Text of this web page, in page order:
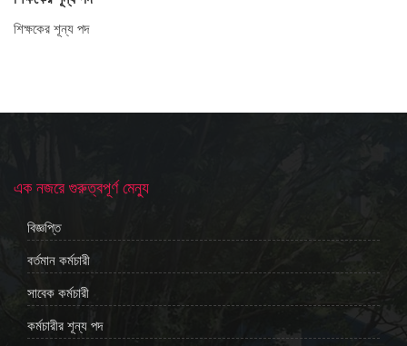
শিক্ষকের শূন্য পদ
এক নজরে গুরুত্বপূর্ণ মেন্যু
বিজ্ঞপ্তি
বর্তমান কর্মচারী
সাবেক কর্মচারী
কর্মচারীর শূন্য পদ